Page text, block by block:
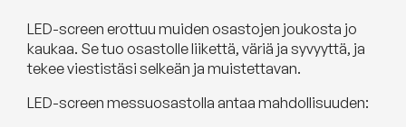
LED-screen erottuu muiden osastojen joukosta jo
kaukaa. Se tuo osastolle liikettä, väriä ja syvyyttä, ja
tekee viestistäsi selkeän ja muistettavan.
LED-screen messuosastolla antaa mahdollisuuden: